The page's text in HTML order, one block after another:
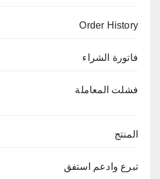
Order History
فاتورة الشراء
فشلت المعاملة
المنتج
تبرع وادعم استفق